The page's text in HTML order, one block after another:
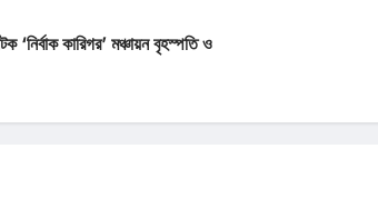
কারিগর’ মঞ্চায়ন বৃহস্পতি ও